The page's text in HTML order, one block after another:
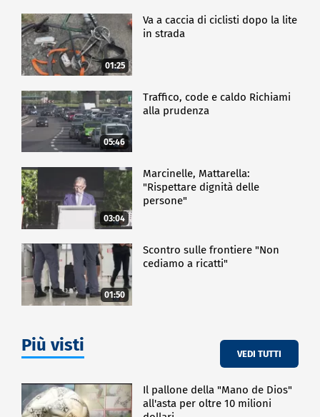
01:25
Va a caccia di ciclisti dopo la lite
in strada
05:46
Traffico, code e caldo Richiami
alla prudenza
03:04
Marcinelle, Mattarella:
"Rispettare dignità delle
persone"
01:50
Scontro sulle frontiere "Non
cediamo a ricatti"
Più visti VEDI TUTTI
Il pallone della "Mano de Dios"
all'asta per oltre 10 milioni